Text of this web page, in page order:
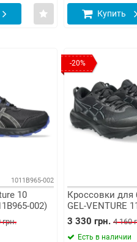
Купить
1011B965-002
10
002)
грн.
-20%
Кроссовки для
GEL-VENTURE
(1011C160-003)
3 330 грн. 4 160
Есть в наличии